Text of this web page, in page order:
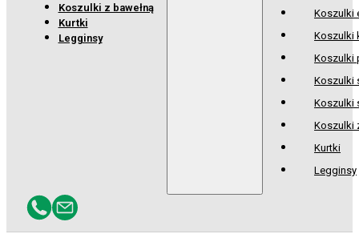
Koszulki z bawełną
Kurtki
Legginsy
Koszulki
Koszulki
Koszulki
Koszulki
Koszulki
Koszulki
Kurtki
Legginsy